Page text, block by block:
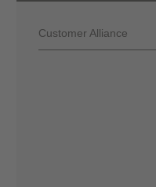
Customer Alliance